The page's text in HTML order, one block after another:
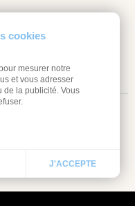
cookies
mesurer notre
et vous adresser
de la publicité. Vous
J'ACCEPTE